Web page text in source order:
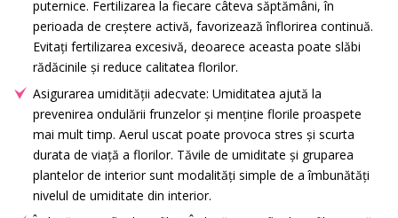
puternice. Fertilizarea la fiecare câteva săptămâni, în
perioada de creștere activă, favorizează înflorirea continuă.
Evitați fertilizarea excesivă, deoarece aceasta poate slăbi
rădăcinile și reduce calitatea florilor.
Asigurarea umidității adecvate: Umiditatea ajută la
prevenirea ondulării frunzelor și menține florile proaspete
mai mult timp. Aerul uscat poate provoca stres și scurta
durata de viață a florilor. Tăvile de umiditate și gruparea
plantelor de interior sunt modalități simple de a îmbunătăți
nivelul de umiditate din interior.